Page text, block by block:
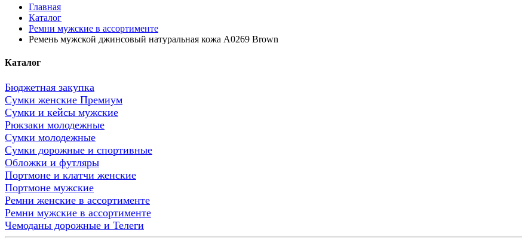
Главная
Каталог
Ремни мужские в ассортименте
Ремень мужской джинсовый натуральная кожа A0269 Brown
Каталог
Бюджетная закупка
Сумки женские Премиум
Сумки и кейсы мужские
Рюкзаки молодежные
Сумки молодежные
Сумки дорожные и спортивные
Обложки и футляры
Портмоне и клатчи женские
Портмоне мужские
Ремни женские в ассортименте
Ремни мужские в ассортименте
Чемоданы дорожные и Телеги